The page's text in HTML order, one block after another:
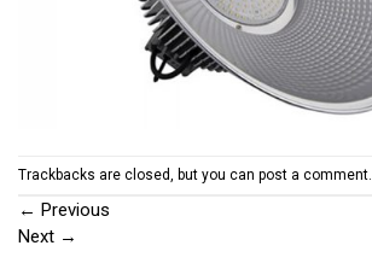
Trackbacks are closed, but you can post a comment.
← Previous
Next →